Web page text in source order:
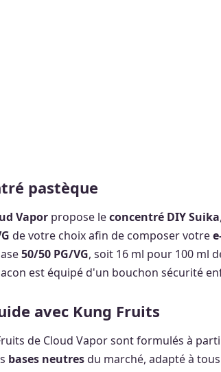
pastèque
Vapor propose leconcentré DIY Suika
de votre choix afin de composer votre
50/50 PG/VG, soit 16 ml pour 100 ml
est équipé d'un bouchon sécurité
avec Kung Fruits
de Cloud Vapor sont formulés à
bases neutresdu marché, adapté à